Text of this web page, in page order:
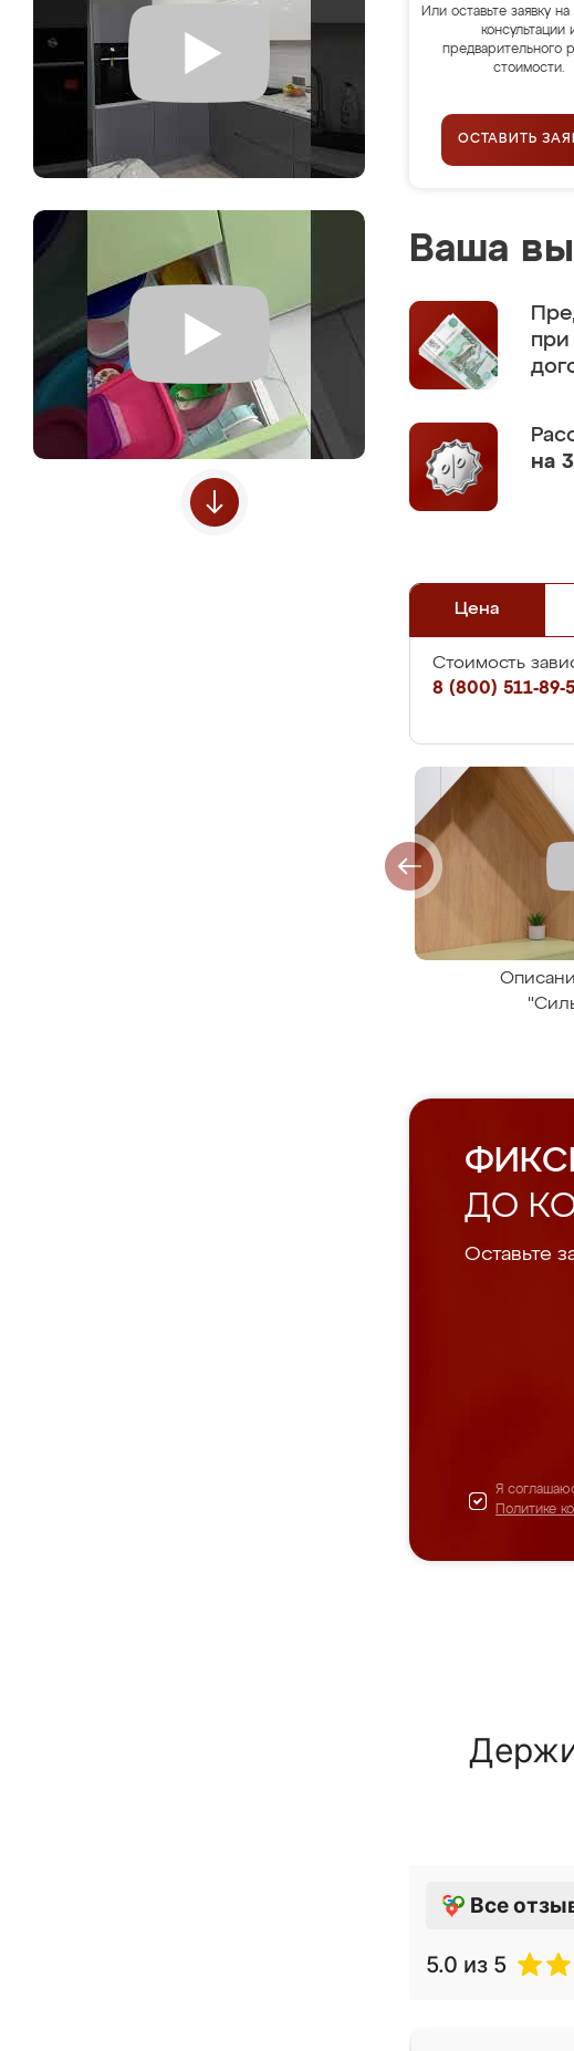
Или оставьте заявку
консультации
предварительного
стоимости.
ОСТАВИТЬ
Ваша
при
на
Цена
Стоимость
8 (800) 511-89-
ДО
Оставьте
Я
Политике
Все
5.0 из 5